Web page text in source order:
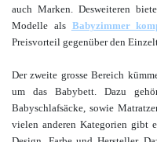
auch Marken. Desweiteren
Modelle als Babyzimmer
Preisvorteil gegenüber den
Der zweite grosse Bereich
um das Babybett. Dazu
Babyschlafsäcke, sowie
vielen anderen Kategorien gibt